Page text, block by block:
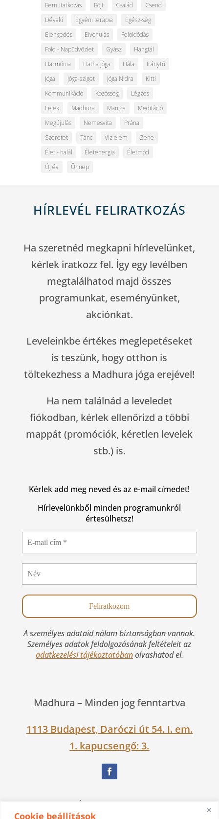
Cookie beállítások
Bemutatkozás
Böjt Család
Csend
Dévakí
Egyéni terápia
Egész-ség
Elengedés
Elvonulás
Feloldódás
Föld - Napüdvözlet
Gyász
Hangtál
Harmónia
Hatha Jóga Hála
Iránytű
Jóga
Jóga-sziget Jóga Nidra
Kitti
Kommunikáció
Közösség
Légzés
Lélek
Madhura Mantra
Meditáció
Megújulás
Nemesvita
Prána
Szeretet
Tánc Víz elem
Zene
Élet - halál
Életenergia
Életmód
Új év
Ünnep
HÍRLEVÉL FELIRATKOZÁS
Ha szeretnéd megkapni hírlevelünket,
kérlek iratkozz fel. Így egy levélben
megtalálhatod majd összes
programunkat, eseményünket,
akciónkat.
Leveleinkbe értékes meglepetéseket
is teszünk, hogy otthon is
töltekezhess a Madhura jóga erejével!
Ha nem találnád a leveledet
fiókodban, kérlek ellenőrizd a többi
mappát (promóciók, kéretlen levelek
stb.) is.
Kérlek add meg neved és az e-mail címedet!
Hírlevelünkből minden programunkról
értesülhetsz!
A személyes adataid nálam biztonságban vannak.
Személyes adatok feldolgozásának feltételeit az
adatkezelési tájékoztatóbanolvashatod el.
Madhura – Minden jog fenntartva
1113 Budapest, Daróczi út 54. I. em.
1. kapucsengő: 3.
Nagy Ágnes Eszter Dévakí